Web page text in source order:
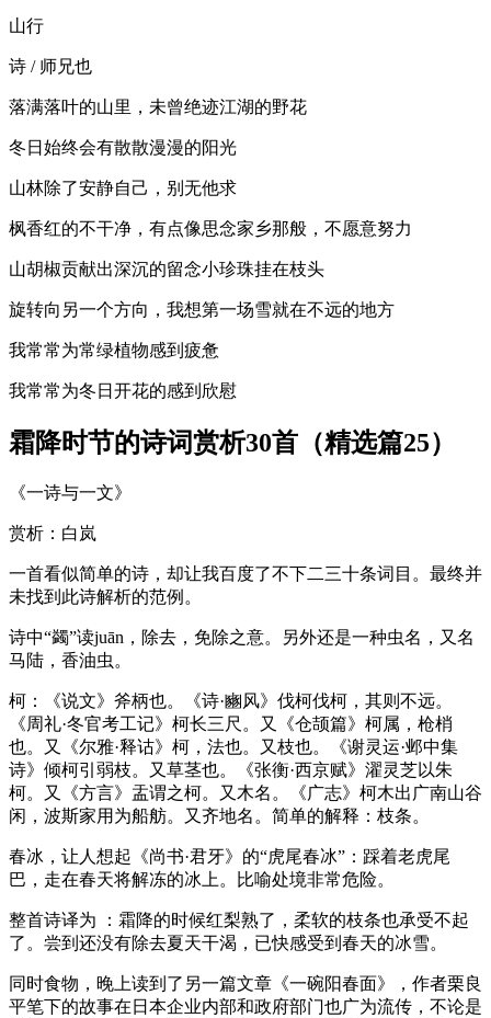
山行
诗 / 师兄也
落满落叶的山里，未曾绝迹江湖的野花
冬日始终会有散散漫漫的阳光
山林除了安静自己，别无他求
枫香红的不干净，有点像思念家乡那般，不愿意努力
山胡椒贡献出深沉的留念小珍珠挂在枝头
旋转向另一个方向，我想第一场雪就在不远的地方
我常常为常绿植物感到疲惫
我常常为冬日开花的感到欣慰
霜降时节的诗词赏析30首（精选篇25）
《一诗与一文》
赏析：白岚
一首看似简单的诗，却让我百度了不下二三十条词目。最终并
未找到此诗解析的范例。
诗中“蠲”读juān，除去，免除之意。另外还是一种虫名，又名
马陆，香油虫。
柯：《说文》斧柄也。《诗·豳风》伐柯伐柯，其则不远。
《周礼·冬官考工记》柯长三尺。又《仓颉篇》柯属，枪梢
也。又《尔雅·释诂》柯，法也。又枝也。《谢灵运·邺中集
诗》倾柯引弱枝。又草茎也。《张衡·西京赋》濯灵芝以朱
柯。又《方言》盂谓之柯。又木名。《广志》柯木出广南山谷
闲，波斯家用为船舫。又齐地名。简单的解释：枝条。
春冰，让人想起《尚书·君牙》的“虎尾春冰”：踩着老虎尾
巴，走在春天将解冻的冰上。比喻处境非常危险。
整首诗译为 ：霜降的时候红梨熟了，柔软的枝条也承受不起
了。尝到还没有除去夏天干渴，已快感受到春天的冰雪。
同时食物，晚上读到了另一篇文章《一碗阳春面》，作者栗良
平笔下的故事在日本企业内部和政府部门也广为流传，不论是